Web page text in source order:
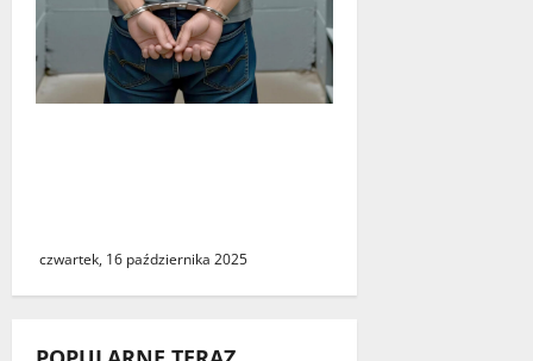
czwartek, 16 października 2025